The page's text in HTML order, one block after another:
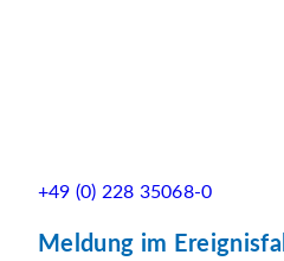
+49 (0) 228 35068-0
Meldung im Ereignisfall